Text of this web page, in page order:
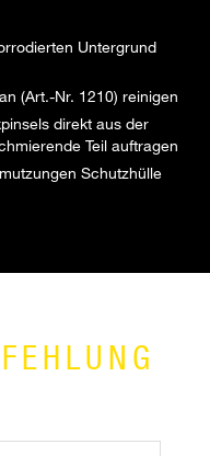
Untergrund
(Art.-Nr. 1210) reinigen
direkt aus der
Teil auftragen
Schutzhülle